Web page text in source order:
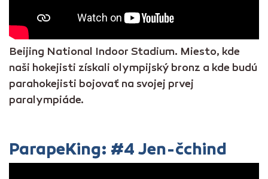
Beijing National Indoor Stadium. Miesto, kde
naši hokejisti získali olympijský bronz a kde budú
parahokejisti bojovať na svojej prvej
paralympiáde.
ParapeKing: #4 Jen-čchind